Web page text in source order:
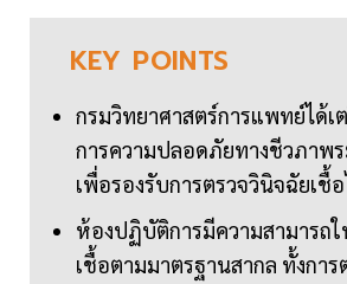
KEY POINTS
กรมวิทยาศาสตร์การแพทย์ได้
การความปลอดภัยทางชีวภาพร
เพื่อรองรับการตรวจวินิจฉัยเชื้
ห้องปฏิบัติการมีความสามารถ
เชื้อตามมาตรฐานสากล ทั้งการ